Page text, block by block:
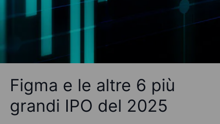
Figma e le altre 6 più
grandi IPO del 2025